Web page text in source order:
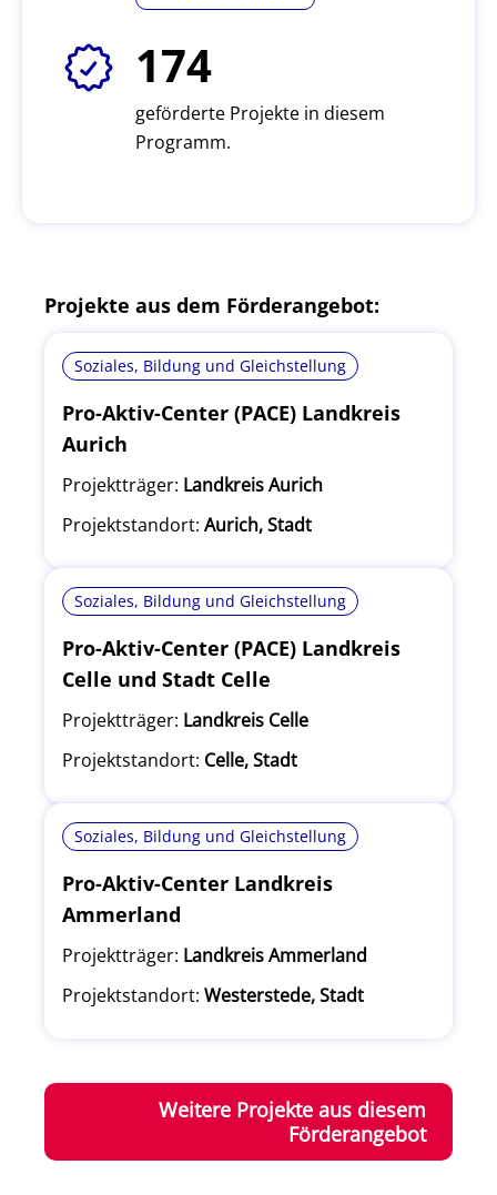
174
geförderte Projekte in diesem
Programm.
Projekte aus dem Förderangebot:
Soziales, Bildung und Gleichstellung
Pro-Aktiv-Center (PACE) Landkreis
Aurich
Projektträger: Landkreis Aurich
Projektstandort: Aurich, Stadt
Soziales, Bildung und Gleichstellung
Pro-Aktiv-Center (PACE) Landkreis
Celle und Stadt Celle
Projektträger: Landkreis Celle
Projektstandort: Celle, Stadt
Soziales, Bildung und Gleichstellung
Pro-Aktiv-Center Landkreis
Ammerland
Projektträger: Landkreis Ammerland
Projektstandort: Westerstede, Stadt
Weitere Projekte aus diesem
Förderangebot